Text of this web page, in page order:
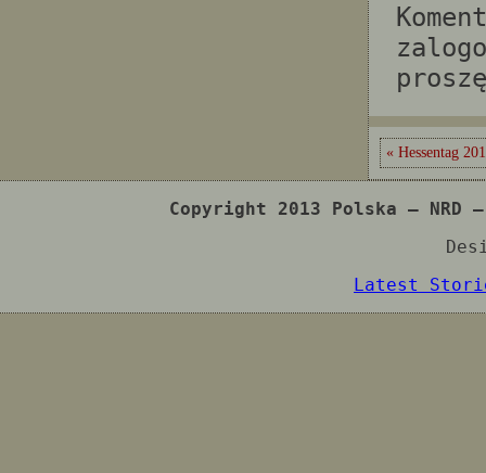
« Hessentag
Copyright 2013 Polska –
Latest